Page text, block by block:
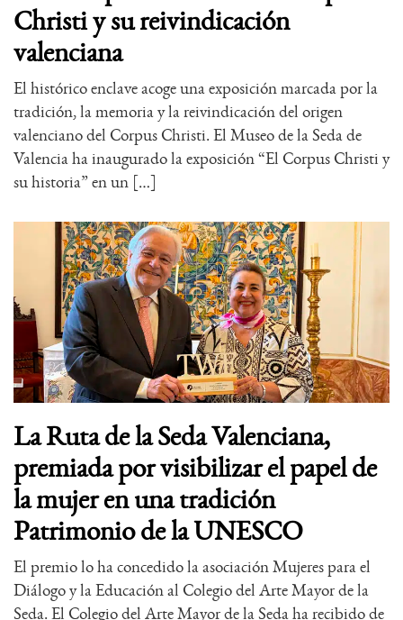
Christi y su reivindicación
valenciana
El histórico enclave acoge una exposición marcada por la
tradición, la memoria y la reivindicación del origen
valenciano del Corpus Christi. El Museo de la Seda de
Valencia ha inaugurado la exposición “El Corpus Christi y
su historia” en un […]
La Ruta de la Seda Valenciana,
premiada por visibilizar el papel de
la mujer en una tradición
Patrimonio de la UNESCO
El premio lo ha concedido la asociación Mujeres para el
Diálogo y la Educación al Colegio del Arte Mayor de la
Seda. El Colegio del Arte Mayor de la Seda ha recibido de